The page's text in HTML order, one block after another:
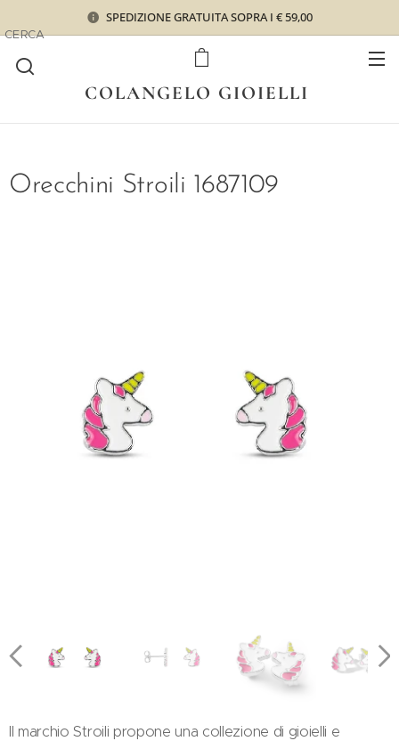
SPEDIZIONE GRATUITA SOPRA I € 59,00
COLANGELO GIOIELLI
CERCA
Orecchini Stroili 1687109
Il marchio Stroili propone una collezione di gioielli e